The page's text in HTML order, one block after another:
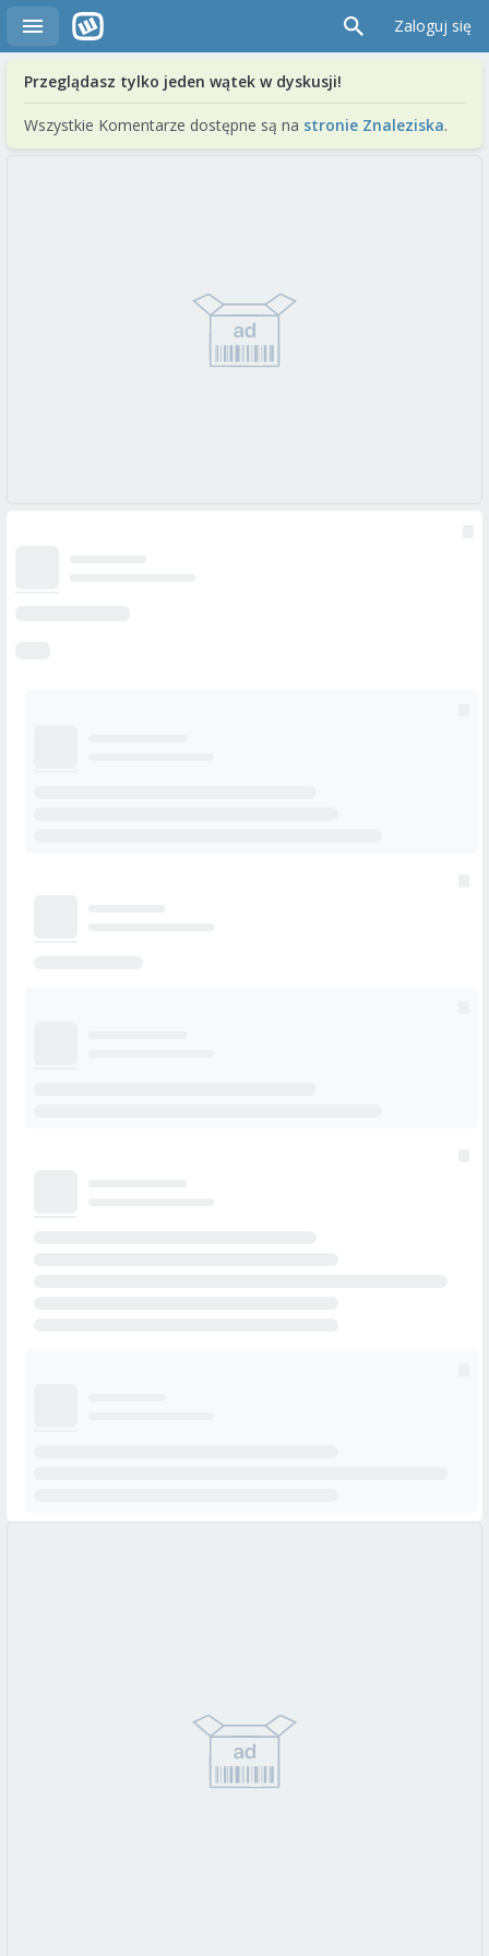
Zaloguj się
Przeglądasz tylko jeden wątek w dyskusji!
Wszystkie Komentarze dostępne są na stronie Znaleziska.